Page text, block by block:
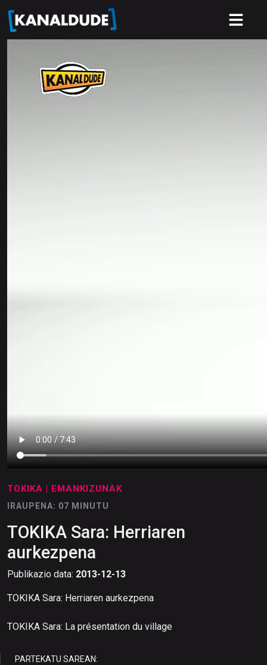
TOKIKA | EMANKIZUNAK
IRAUPENA: 07 MINUTU
TOKIKA Sara: Herriaren
aurkezpena
Publikazio data: 2013-12-13
TOKIKA Sara: Herriaren aurkezpena
TOKIKA Sara: La présentation du village
PARTEKATU SAREAN: